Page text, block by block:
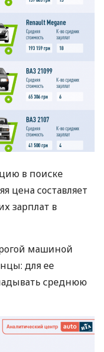
в поиске
цена составляет
зарплат в
машиной
для ее
среднюю